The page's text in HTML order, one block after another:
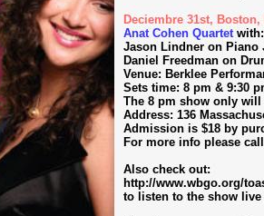
Deciembre 31st,
Anat Cohen Quartetwith:
Jason Lindner on Piano
Daniel Freedman on
Venue: Berklee
Sets time: 8 pm & 9:30
The 8 pm show only will
Address: 136
Admission is $18 by
For more info please
Also check out:
http://www.wbgo.org/
to listen to the show